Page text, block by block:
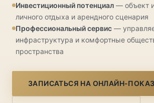
Инвестиционный потенциал — объект
личного отдыха и арендного сценария
Профессиональный сервис —
инфраструктура и комфортные
пространства
ЗАПИСАТЬСЯ НА ОНЛАЙН-ПОКАЗ